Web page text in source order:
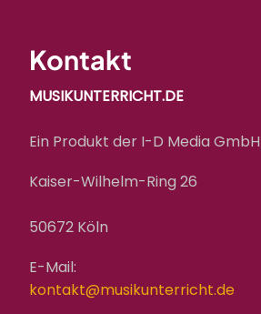
Kontakt
MUSIKUNTERRICHT.DE
Ein Produkt der I-D Media GmbH
Kaiser-Wilhelm-Ring 26
50672 Köln
E-Mail:
kontakt@musikunterricht.de